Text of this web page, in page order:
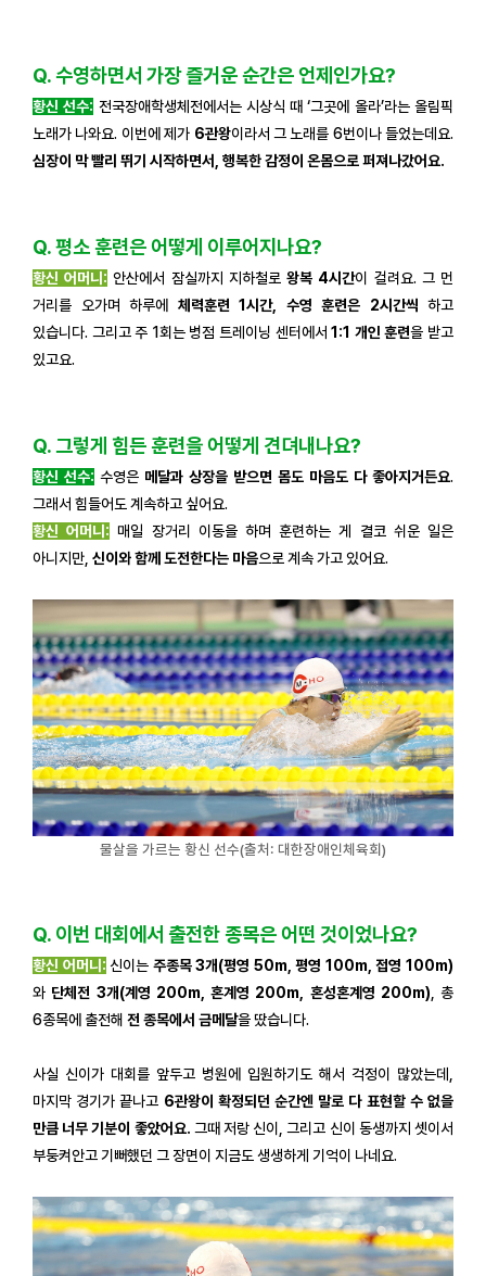
Q. 수영하면서 가장 즐거운 순간은 언제인가요?
황신 선수: 전국장애학생체전에서는 시상식 때 ‘그곳에 올라’라는 올림픽
노래가 나와요. 이번에 제가 6관왕이라서 그 노래를 6번이나 들었는데요.
심장이 막 빨리 뛰기 시작하면서, 행복한 감정이 온몸으로 퍼져나갔어요.
Q. 평소 훈련은 어떻게 이루어지나요?
황신 어머니: 안산에서 잠실까지 지하철로왕복 4시간이 걸려요. 그 먼
거리를 오가며 하루에 체력훈련 1시간, 수영 훈련은 2시간씩 하고
있습니다. 그리고 주 1회는 병점 트레이닝 센터에서1:1 개인 훈련을 받고
있고요.
Q. 그렇게 힘든 훈련을 어떻게 견뎌내나요?
황신 선수: 수영은 메달과 상장을 받으면 몸도 마음도 다 좋아지거든요.
그래서 힘들어도 계속하고 싶어요.
황신 어머니: 매일 장거리 이동을 하며 훈련하는 게 결코 쉬운 일은
아니지만, 신이와 함께 도전한다는 마음으로 계속 가고 있어요.
물살을 가르는 황신 선수(출처: 대한장애인체육회)
Q. 이번 대회에서 출전한 종목은 어떤 것이었나요?
황신 어머니: 신이는 주종목 3개(평영 50m, 평영 100m, 접영 100m)
와 단체전 3개(계영 200m, 혼계영 200m, 혼성혼계영 200m) , 총
6종목에 출전해 전 종목에서 금메달을 땄습니다.
사실 신이가 대회를 앞두고 병원에 입원하기도 해서 걱정이 많았는데,
마지막 경기가 끝나고 6관왕이 확정되던 순간엔 말로 다 표현할 수 없을
만큼 너무 기분이 좋았어요. 그때 저랑 신이, 그리고 신이 동생까지 셋이서
부둥켜안고 기뻐했던 그 장면이 지금도 생생하게 기억이 나네요.